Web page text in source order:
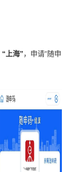
“上海”，申请“随申